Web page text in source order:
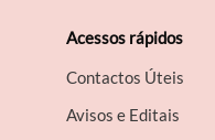
Acessos rápidos
Contactos Úteis
Avisos e Editais